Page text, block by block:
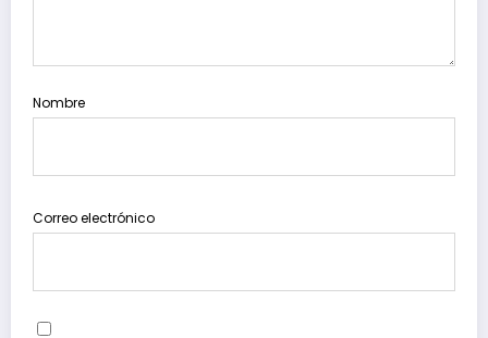
Nombre
Correo electrónico